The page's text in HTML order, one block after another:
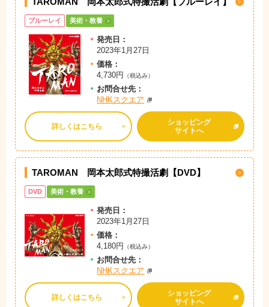
ブルーレイ 美術・教養
発売日：
2023年1月27日
価格：
4,730円
（税込み）
お問合せ先：
NHKスクエア
詳しくはこちら
ショッピング
サイトへ
TAROMAN 岡本太郎式特撮活劇【DVD】
DVD 美術・教養
発売日：
2023年1月27日
価格：
4,180円
（税込み）
お問合せ先：
NHKスクエア
詳しくはこちら
ショッピング
サイトへ